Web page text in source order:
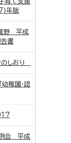
年版
野 平成
書
しおり
稚園・認
例会 平成